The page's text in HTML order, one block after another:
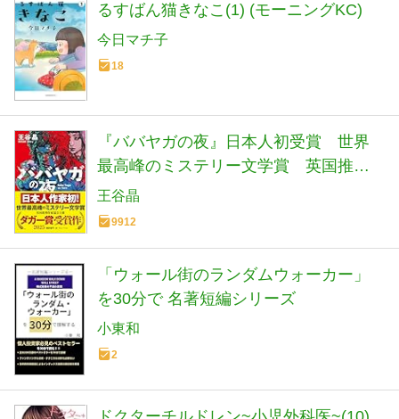
るすばん猫きなこ(1) (モーニングKC)
今日マチ子
18
『ババヤガの夜』日本人初受賞 世界
最高峰のミステリー文学賞 英国推理
作家協会賞(ダガー賞） (河出文庫 お 46-
1)
王谷晶
9912
「ウォール街のランダムウォーカー」
を30分で 名著短編シリーズ
小東和
2